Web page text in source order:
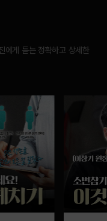
에게 듣는 정확하고 상세한